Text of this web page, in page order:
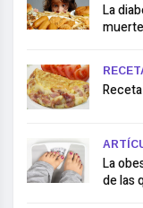
La
La
de las